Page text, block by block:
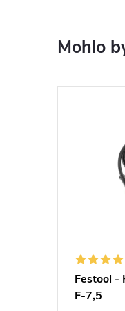
Mohlo
Festool -
F-7,5